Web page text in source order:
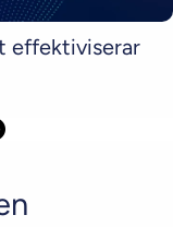
effektiviserar